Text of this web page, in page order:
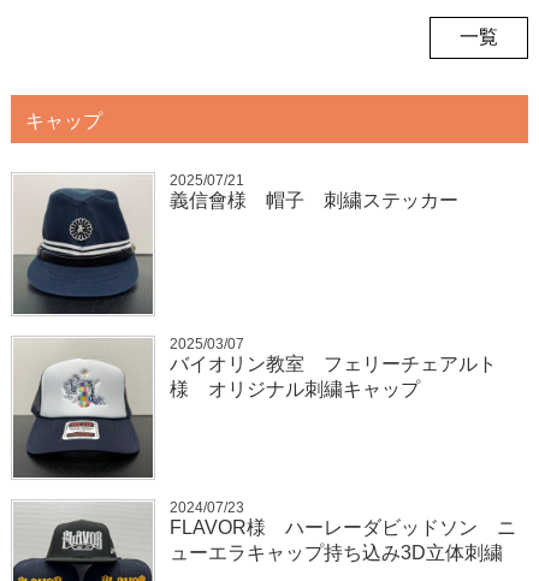
一覧
キャップ
2025/07/21
義信會様 帽子 刺繍ステッカー
2025/03/07
バイオリン教室 フェリーチェアルト
様 オリジナル刺繍キャップ
2024/07/23
FLAVOR様 ハーレーダビッドソン ニ
ューエラキャップ持ち込み3D立体刺繍